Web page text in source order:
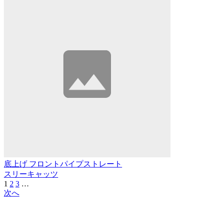
底上げ フロントパイプストレート
スリーキャッツ
1 2 3 …
次へ